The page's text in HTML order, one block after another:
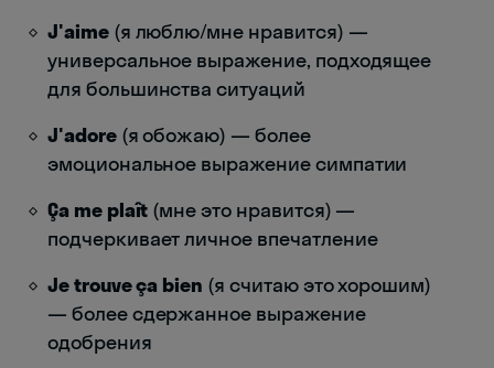
J'aime(я люблю/мне нравится) —
универсальное выражение, подходящее
для большинства ситуаций
J'adore(я обожаю) — более
эмоциональное выражение симпатии
Ça me plaît (мне это нравится) —
подчеркивает личное впечатление
Je trouve ça bien (я считаю это хорошим)
— более сдержанное выражение
одобрения